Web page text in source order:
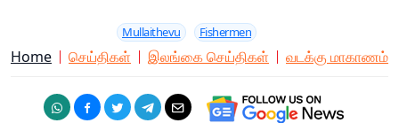
Mullaithevu Fishermen
Home செய்திகள் இலங்கை செய்திகள் வடக்கு மாகாணம்